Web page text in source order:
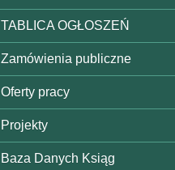
TABLICA OGŁOSZEŃ
Zamówienia publiczne
Oferty pracy
Projekty
Baza Danych Ksiąg